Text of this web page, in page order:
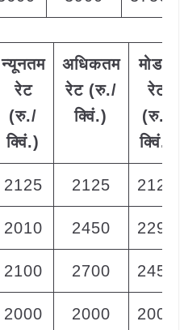
न्यूनतम
रेट
(रु./
क्विं.)
अधिकतम
रेट (रु./
क्विं.)
मोडल
रेट
(रु./
क्विं.)
2125 2125 2125
2010 2450 2290
2100 2700 2455
2000 2000 2000